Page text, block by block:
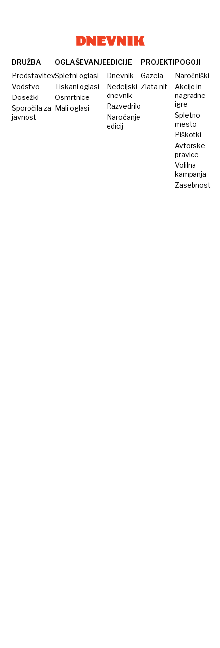
DRUŽBA
Predstavitev
Vodstvo
Dosežki
Sporočila za
javnost
OGLAŠEVANJE
Spletni oglasi
Tiskani oglasi
Osmrtnice
Mali oglasi
EDICIJE
Dnevnik
Nedeljski
dnevnik
Razvedrilo
Naročanje
edicij
PROJEKTI
Gazela
Zlata nit
POGOJI
Naročniški
Akcije in
nagradne
igre
Spletno
mesto
Piškotki
Avtorske
pravice
Volilna
kampanja
Zasebnost